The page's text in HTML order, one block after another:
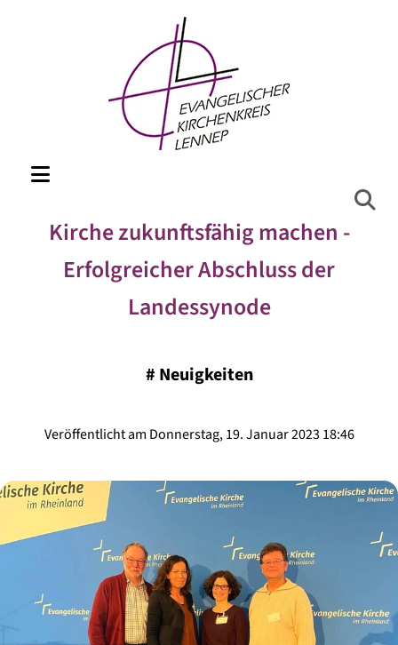
Kirche zukunftsfähig machen -
Erfolgreicher Abschluss der
Landessynode
# Neuigkeiten
Veröffentlicht am Donnerstag, 19. Januar 2023 18:46